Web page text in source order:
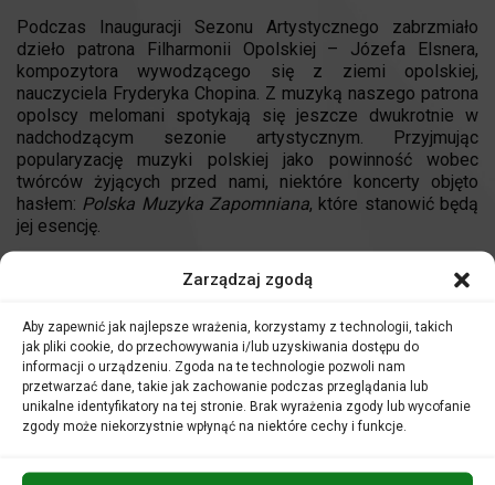
Zarządzaj zgodą
Aby zapewnić jak najlepsze wrażenia, korzystamy z technologii, takich
jak pliki cookie, do przechowywania i/lub uzyskiwania dostępu do
informacji o urządzeniu. Zgoda na te technologie pozwoli nam
przetwarzać dane, takie jak zachowanie podczas przeglądania lub
unikalne identyfikatory na tej stronie. Brak wyrażenia zgody lub wycofanie
zgody może niekorzystnie wpłynąć na niektóre cechy i funkcje.
Podczas Inauguracji Sezonu Artystycznego zabrzmiało
dzieło patrona Filharmonii Opolskiej – Józefa Elsnera,
kompozytora wywodzącego się z ziemi opolskiej,
nauczyciela Fryderyka Chopina. Z muzyką naszego patrona
opolscy melomani spotykają się jeszcze dwukrotnie w
nadchodzącym sezonie artystycznym. Przyjmując
popularyzację muzyki polskiej jako powinność wobec
twórców żyjących przed nami, niektóre koncerty objęto
hasłem: Polska Muzyka Zapomniana, które stanowić będą
jej esencję.
wizję artystyczną zwrócenia uwagi na dzieła polskie,
Popularyzację polskich kompozytorów włączyliśmy
również do projektów skierowanych bezpośrednio do
dzieci i młodzieży, m.in. realizowanego w ramach projektu
„Meloman (pilnie) poszukiwany”. W ramach projektu młodzi
melomani już grudniu usłyszą dzieło Witolda